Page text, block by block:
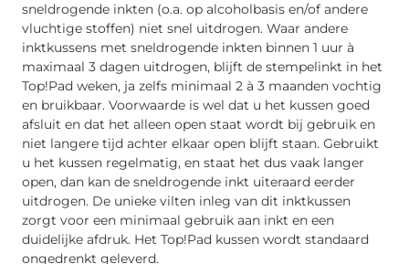
sneldrogende inkten (o.a. op alcoholbasis en/of andere
vluchtige stoffen) niet snel uitdrogen. Waar andere
inktkussens met sneldrogende inkten binnen 1 uur à
maximaal 3 dagen uitdrogen, blijft de stempelinkt in het
Top!Pad weken, ja zelfs minimaal 2 à 3 maanden vochtig
en bruikbaar. Voorwaarde is wel dat u het kussen goed
afsluit en dat het alleen open staat wordt bij gebruik en
niet langere tijd achter elkaar open blijft staan. Gebruikt
u het kussen regelmatig, en staat het dus vaak langer
open, dan kan de sneldrogende inkt uiteraard eerder
uitdrogen. De unieke vilten inleg van dit inktkussen
zorgt voor een minimaal gebruik aan inkt en een
duidelijke afdruk. Het Top!Pad kussen wordt standaard
ongedrenkt geleverd.